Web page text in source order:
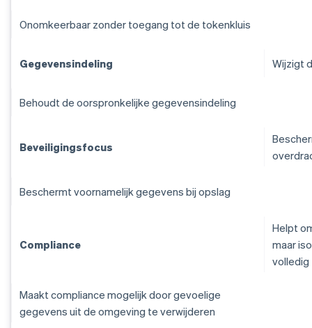
Onomkeerbaar zonder toegang tot de tokenkluis
Gegevensindeling Wijzigt
Behoudt de oorspronkelijke gegevensindeling
Beveiligingsfocus
Beschermt voornamelijk gegevens bij opslag
Compliance
Helpt
maar
volledig
Maakt compliance mogelijk door gevoelige
gegevens uit de omgeving te verwijderen